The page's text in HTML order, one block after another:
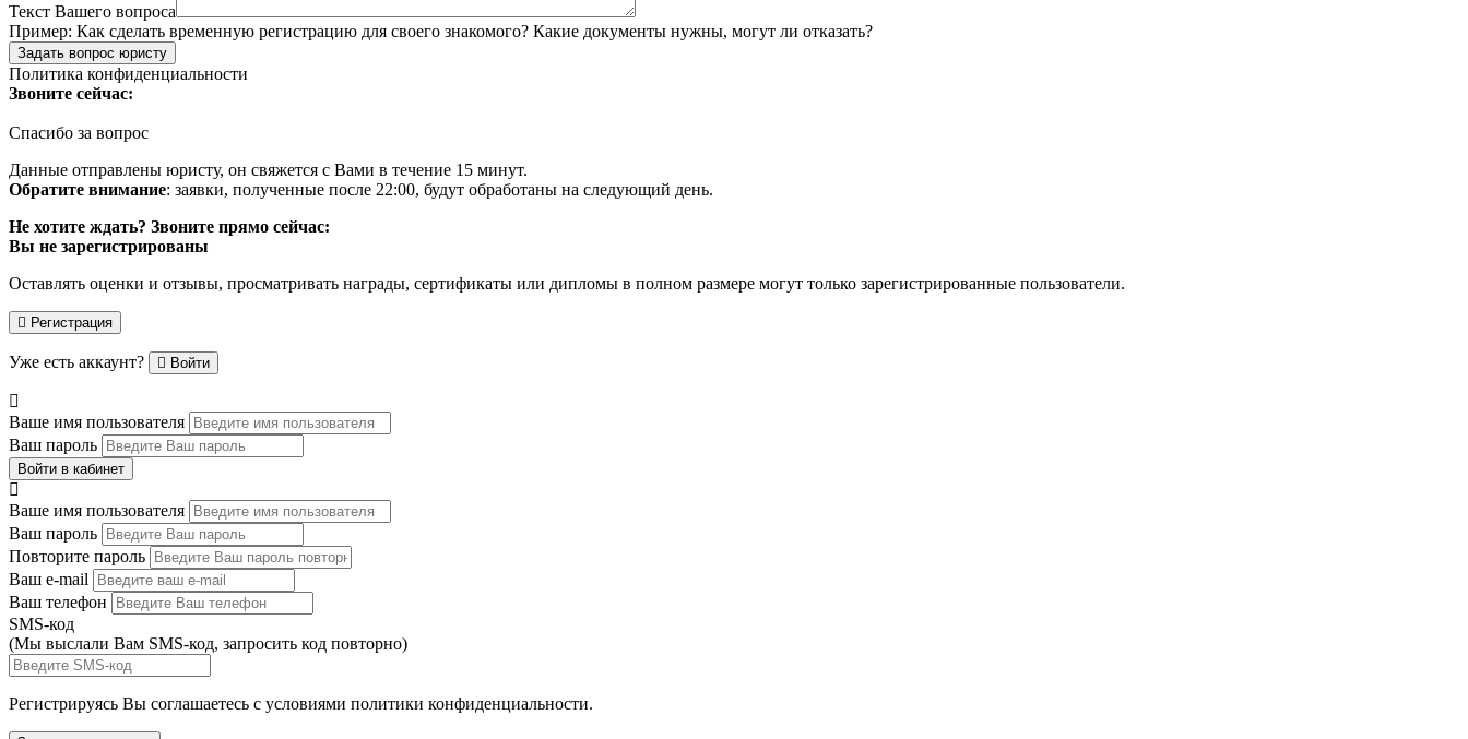
Текст Вашего вопроса
Пример: Как сделать временную регистрацию для своего знакомого? Какие документы нужны, могут ли отказать?
Задать вопрос юристу
Политика конфиденциальности
Звоните сейчас:
Спасибо за вопрос
Данные отправлены юристу, он свяжется с Вами в течение 15 минут.
Обратите внимание: заявки, полученные после 22:00, будут обработаны на следующий день.
Не хотите ждать? Звоните прямо сейчас:
Вы не зарегистрированы
Оставлять оценки и отзывы, просматривать награды, сертификаты или дипломы в полном размере могут только зарегистрированные пользователи.
Регистрация
Уже есть аккаунт? Войти
Ваше имя пользователя
Ваш пароль
Войти в кабинет
Ваше имя пользователя
Ваш пароль
Повторите пароль
Ваш e-mail
Ваш телефон
SMS-код
(Мы выслали Вам SMS-код, запросить код повторно)
Регистрируясь Вы соглашаетесь с условиями политики конфиденциальности.